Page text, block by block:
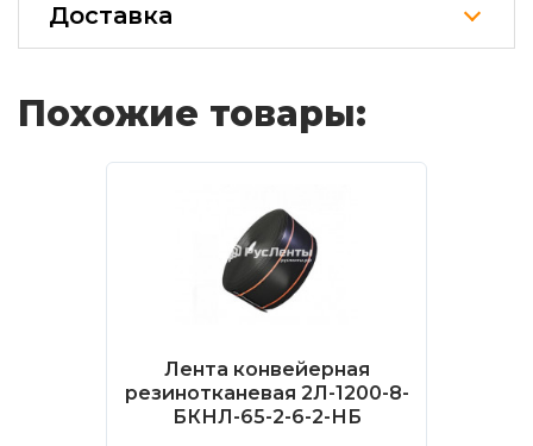
Доставка
Похожие товары:
Лента конвейерная
резинотканевая 2Л-1200-8-
БКНЛ-65-2-6-2-НБ